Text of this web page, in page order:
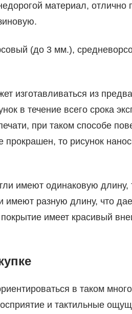
материал,
(до 3 мм.),
изготавливаться из
в течение всего срока
при таком способе
прокрашен, то рисунок
имеют одинаковую длину,
имеют разную длину, что
имеет красивый
в таком
и тактильные